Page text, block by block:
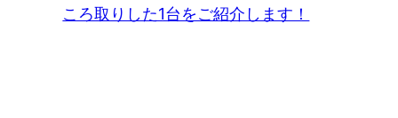
ころ取りした1台をご紹介します！